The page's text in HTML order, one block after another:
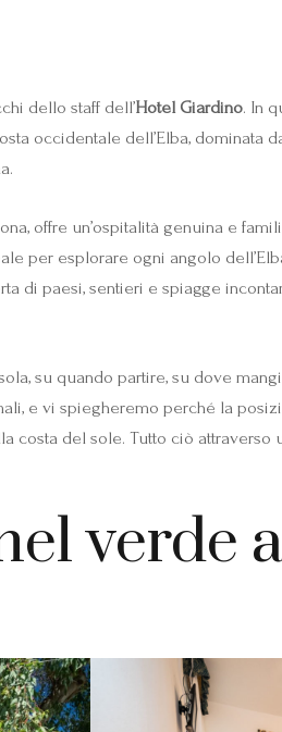
dello staff dell’Hotel Giardino. In
occidentale dell’Elba, dominata
offre un’ospitalità genuina e
per esplorare ogni angolo
di paesi, sentieri e spiagge
su quando partire, su dove
e vi spiegheremo perché la
costa del sole. Tutto ciò attraverso
verde